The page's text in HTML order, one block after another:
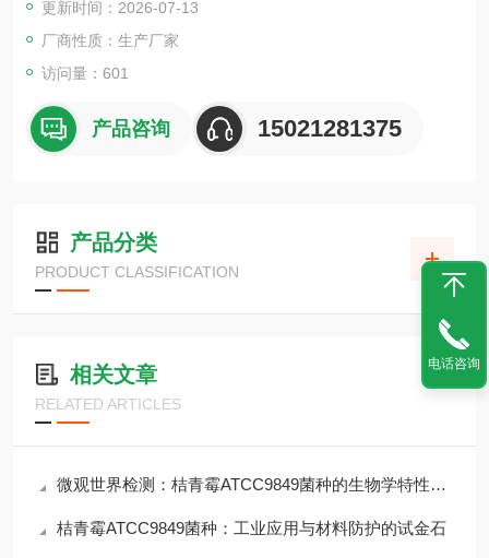
更新时间：2026-07-13
厂商性质：生产厂家
访问量：601
产品咨询 15021281375
产品分类
PRODUCT CLASSIFICATION
相关文章
RELATED ARTICLES
微观世界检测：桔青霉ATCC9849菌种的生物学特性与风险
桔青霉ATCC9849菌种：工业应用与材料防护的试金石
电话咨询